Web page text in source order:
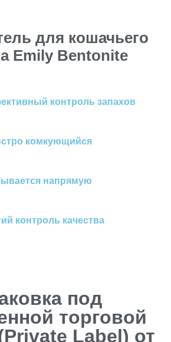
для кошачьего
Emily Bentonite
контроль запахов
комкующийся
напрямую
контроль качества
под
торговой
Label) от